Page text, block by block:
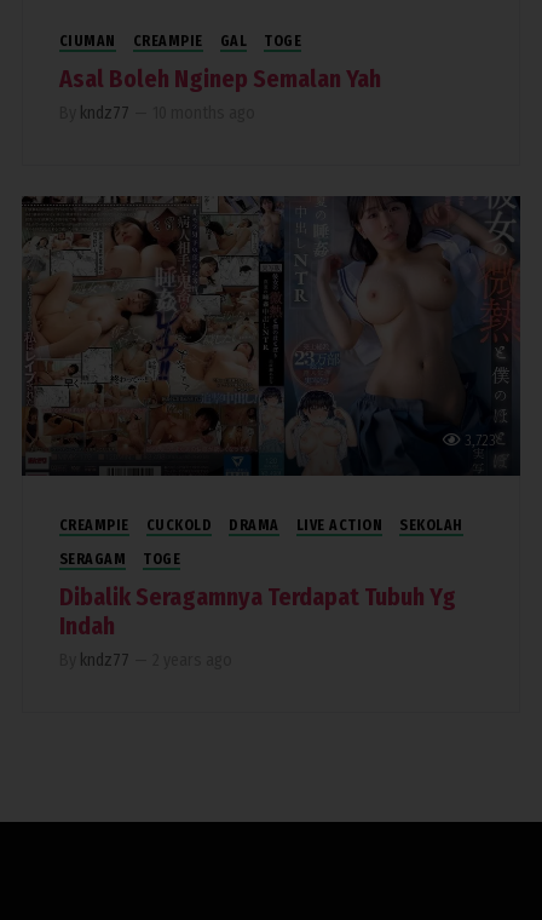
CIUMAN CREAMPIE GAL TOGE
Asal Boleh Nginep Semalan Yah
kndz77
3,723
CREAMPIE CUCKOLD DRAMA LIVE ACTION
SEKOLAH
SERAGAM
TOGE
Dibalik Seragamnya Terdapat Tubuh Yg
Indah
kndz77